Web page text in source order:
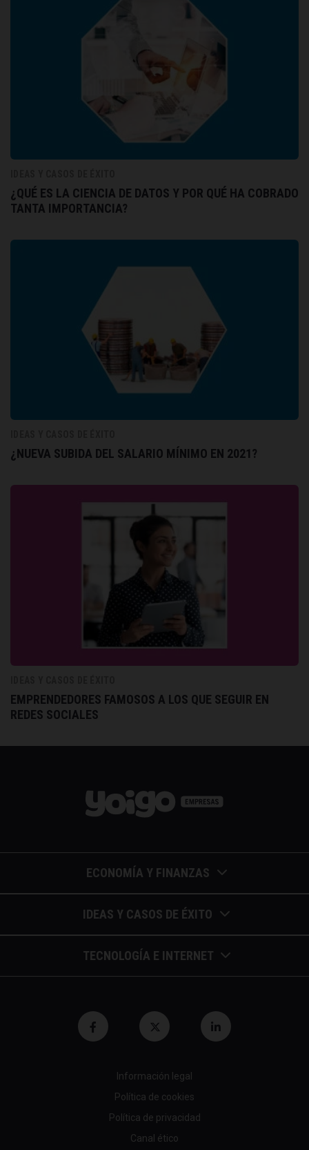
¿QUÉ ES LA CIENCIA DE DATOS Y POR QUÉ HA COBRADO
TANTA IMPORTANCIA?
¿NUEVA SUBIDA DEL SALARIO MÍNIMO EN 2021?
EMPRENDEDORES FAMOSOS A LOS QUE SEGUIR EN
REDES SOCIALES
ECONOMÍA Y FINANZAS
Barómetros de sueldos
Economía colaborativa
Economía para Pymes
Fiscalidad y hacienda
IDEAS Y CASOS DE ÉXITO
Calendario de eventos
Casos de éxito
Entrevistas / autores
Gestión y liderazgo
Psicología y coaching
TECNOLOGÍA E INTERNET
Blockchain y similares
Nuevas profesiones
Información legal
Política de cookies
Política de privacidad
Canal ético